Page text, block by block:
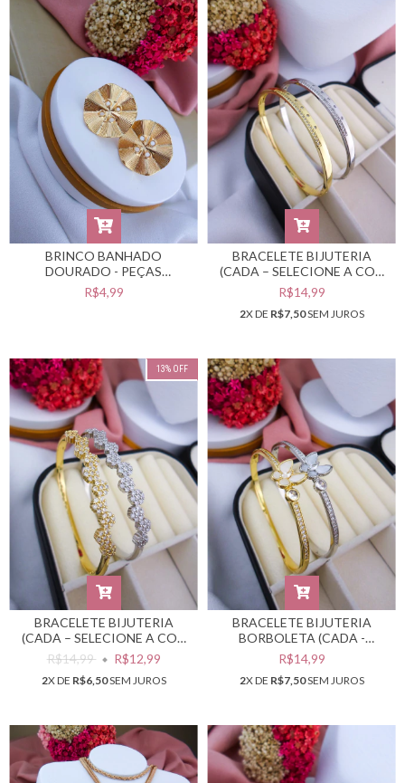
BRINCO BANHADO
DOURADO - PEÇAS
BANHADAS NO VERNIZ
CATAFORÉTICO -
R$4,99
BRACELETE BIJUTERIA
(CADA – SELECIONE A COR
DESEJADA) #PB0301842
R$14,99
2X DE R$7,50SEM JUROS
13% OFF
BRACELETE BIJUTERIA
(CADA – SELECIONE A COR
DESEJADA) #PB0301787
R$14,99 R$12,99
2X DE R$6,50SEM JUROS
BRACELETE BIJUTERIA
BORBOLETA (CADA -
SELECIONE A COR
DESEJADA) #PB0301786
R$14,99
2X DE R$7,50SEM JUROS